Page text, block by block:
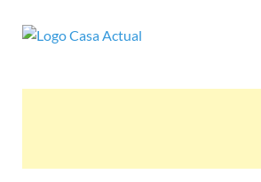
bricolaje, belleza